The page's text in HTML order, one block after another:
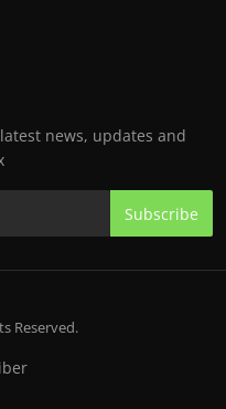
news, updates and
Subscribe
Reserved.